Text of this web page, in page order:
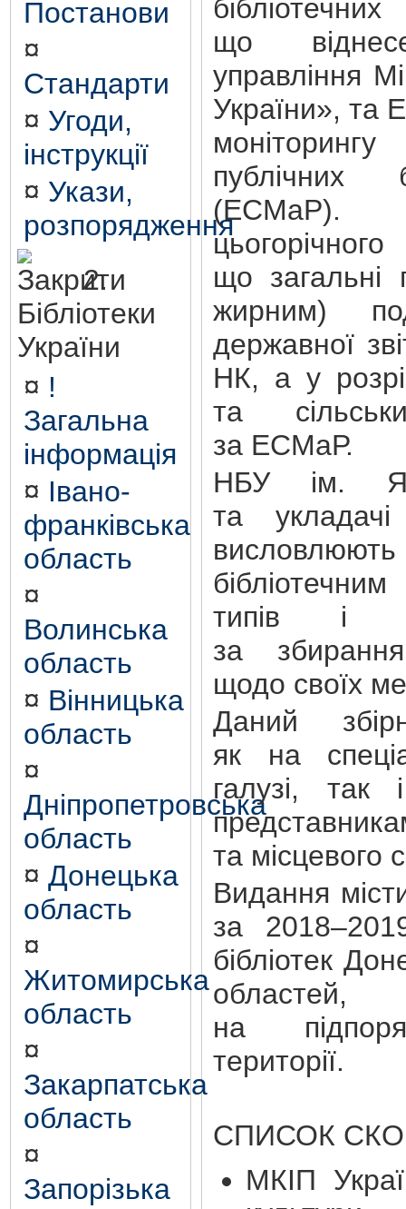
Постанови
¤
Стандарти
¤ Угоди,
інструкції
¤ Укази,
розпорядження
2.
Бібліотеки
України
¤ !
Загальна
інформація
¤ Івано-
франківська
область
¤
Волинська
область
¤ Вінницька
область
¤
Дніпропетровська
область
¤ Донецька
область
¤
Житомирська
область
¤
Закарпатська
область
¤
Запорізька
що
управління
України», та
публічних
(ЕСМаР).
що загальні
жирним)
державної
НК, а у
та
за ЕСМаР.
НБУ ім.
та
типів і
за
щодо своїх
Даний
як на
галузі, так
та місцевого
Видання
за
бібліотек
областей,
на
території.
СПИСОК
МКІП